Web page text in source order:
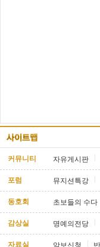
커뮤니티 자유게시판
포럼 뮤지션특강
동호회 초보들의 수다
감상실 명예의전당
자료실 악보신청